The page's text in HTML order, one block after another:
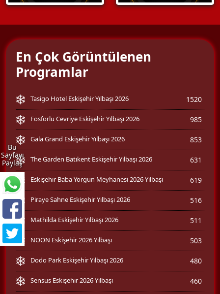
Bu
Sayfayı
Paylaş
En Çok Görüntülenen
Programlar
Tasigo Hotel Eskişehir Yılbaşı 2026 1520
Fosforlu Cevriye Eskişehir Yılbaşı 2026 985
Gala Grand Eskişehir Yılbaşı 2026 853
The Garden Batıkent Eskişehir Yılbaşı 2026 631
Eskişehir Baba Yorgun Meyhanesi 2026 Yılbaşı 619
Piraye Sahne Eskişehir Yılbaşı 2026 516
Mathilda Eskişehir Yılbaşı 2026 511
NOON Eskişehir 2026 Yılbaşı 503
Dodo Park Eskişehir Yılbaşı 2026 480
Sensus Eskişehir 2026 Yılbaşı 460